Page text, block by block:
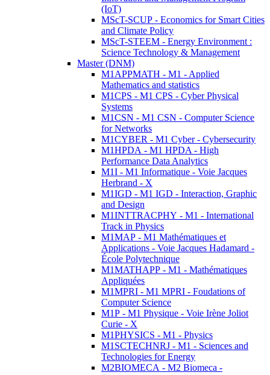
(IoT)
MScT-SCUP - Economics for Smart Cities
and Climate Policy
MScT-STEEM - Energy Environment :
Science Technology & Management
Master (DNM)
M1APPMATH - M1 - Applied
Mathematics and statistics
M1CPS - M1 CPS - Cyber Physical
Systems
M1CSN - M1 CSN - Computer Science
for Networks
M1CYBER - M1 Cyber - Cybersecurity
M1HPDA - M1 HPDA - High
Performance Data Analytics
M1I - M1 Informatique - Voie Jacques
Herbrand - X
M1IGD - M1 IGD - Interaction, Graphic
and Design
M1INTTRACPHY - M1 - International
Track in Physics
M1MAP - M1 Mathématiques et
Applications - Voie Jacques Hadamard -
École Polytechnique
M1MATHAPP - M1 - Mathématiques
Appliquées
M1MPRI - M1 MPRI - Foudations of
Computer Science
M1P - M1 Physique - Voie Irène Joliot
Curie - X
M1PHYSICS - M1 - Physics
M1SCTECHNRJ - M1 - Sciences and
Technologies for Energy
M2BIOMECA - M2 Biomeca -